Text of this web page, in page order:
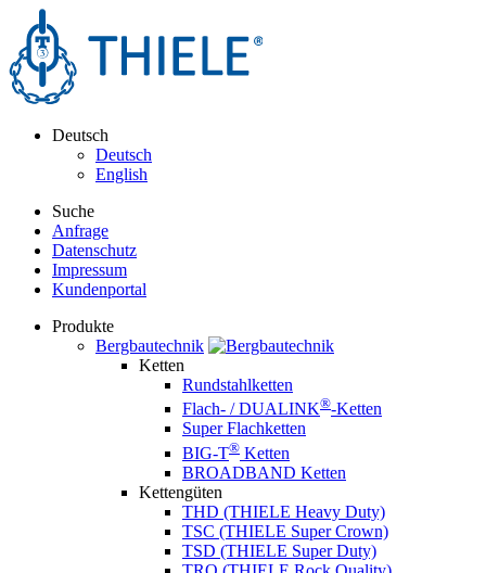
Deutsch
Deutsch
English
Suche
Anfrage
Datenschutz
Impressum
Kundenportal
Produkte
Bergbautechnik
Ketten
Rundstahlketten
Flach- / DUALINK®-Ketten
Super Flachketten
BIG-T® Ketten
BROADBAND Ketten
Kettengüten
THD (THIELE Heavy Duty)
TSC (THIELE Super Crown)
TSD (THIELE Super Duty)